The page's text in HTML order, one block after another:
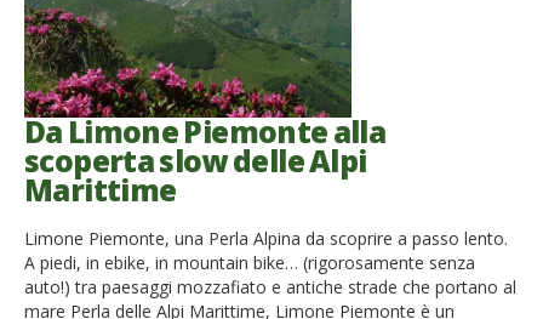
Da Limone Piemonte alla
scoperta slow delle Alpi
Marittime
Limone Piemonte, una Perla Alpina da scoprire a passo lento.
A piedi, in ebike, in mountain bike… (rigorosamente senza
auto!) tra paesaggi mozzafiato e antiche strade che portano al
mare Perla delle Alpi Marittime, Limone Piemonte è un